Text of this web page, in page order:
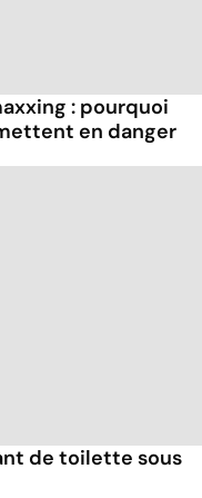
: pourquoi
en danger
de toilette sous